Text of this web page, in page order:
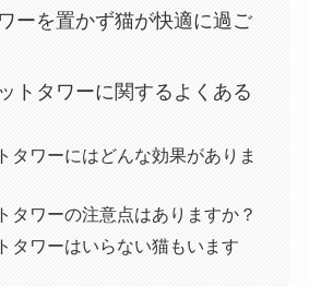
ーを置かず猫が快適に過ご
トタワーに関するよくある
タワーにはどんな効果がありま
タワーの注意点はありますか？
タワーはいらない猫もいます